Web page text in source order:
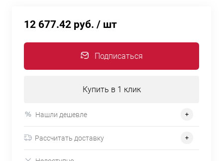
12 677.42 руб. / шт
Подписаться
Купить в 1 клик
Нашли дешевле
Рассчитать доставку